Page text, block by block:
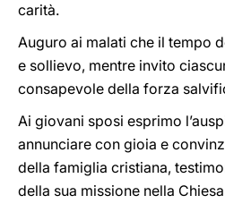
carità.
Auguro ai malati che il tempo
e sollievo, mentre invito
consapevole della forza
Ai giovani sposi esprimo
annunciare con gioia e
della famiglia cristiana,
della sua missione nella